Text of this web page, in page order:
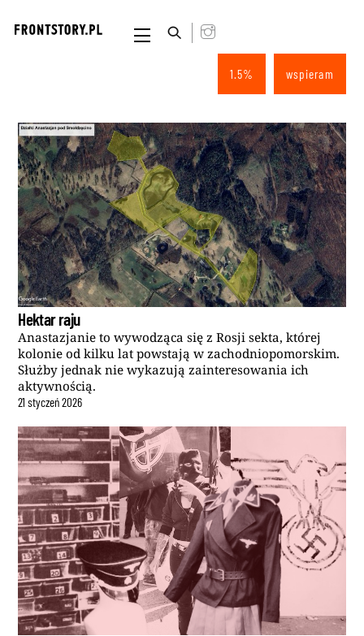
content
Menu
wspieram
1.5%
Hektar raju
Anastazjanie to wywodząca się z Rosji sekta, której
kolonie od kilku lat powstają w zachodniopomorskim.
Służby jednak nie wykazują zainteresowania ich
aktywnością.
21 styczeń2026